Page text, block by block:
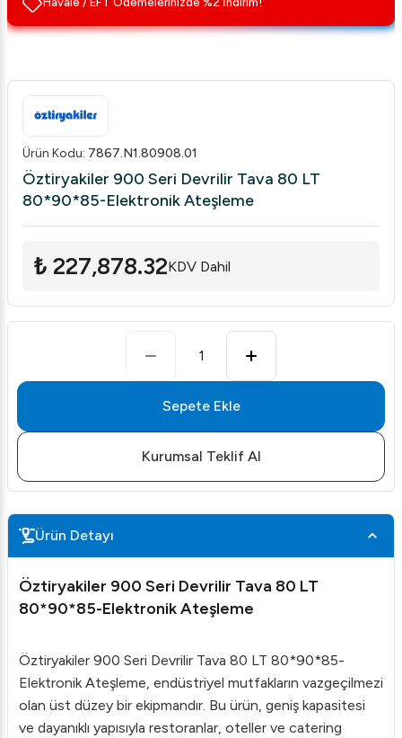
Ürün Kodu: 7867.N1.80908.01
Öztiryakiler 900 Seri Devrilir Tava 80 LT
80*90*85-Elektronik Ateşleme
₺ 227,878.32KDV Dahil
1
Sepete Ekle
Kurumsal Teklif Al
Ürün Detayı
Öztiryakiler 900 Seri Devrilir Tava 80 LT
80*90*85-Elektronik Ateşleme
Öztiryakiler 900 Seri Devrilir Tava 80 LT 80*90*85-
Elektronik Ateşleme, endüstriyel mutfakların vazgeçilmezi
olan üst düzey bir ekipmandır. Bu ürün, geniş kapasitesi
ve dayanıklı yapısıyla restoranlar, oteller ve catering